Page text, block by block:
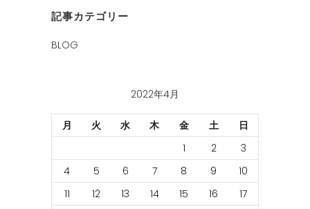
記事カテゴリー
BLOG
2022年4月
月 火 水 木 金 土
日
1
2
3
4
5 6 7 8 9
10
11
12 13 14 15 16
17